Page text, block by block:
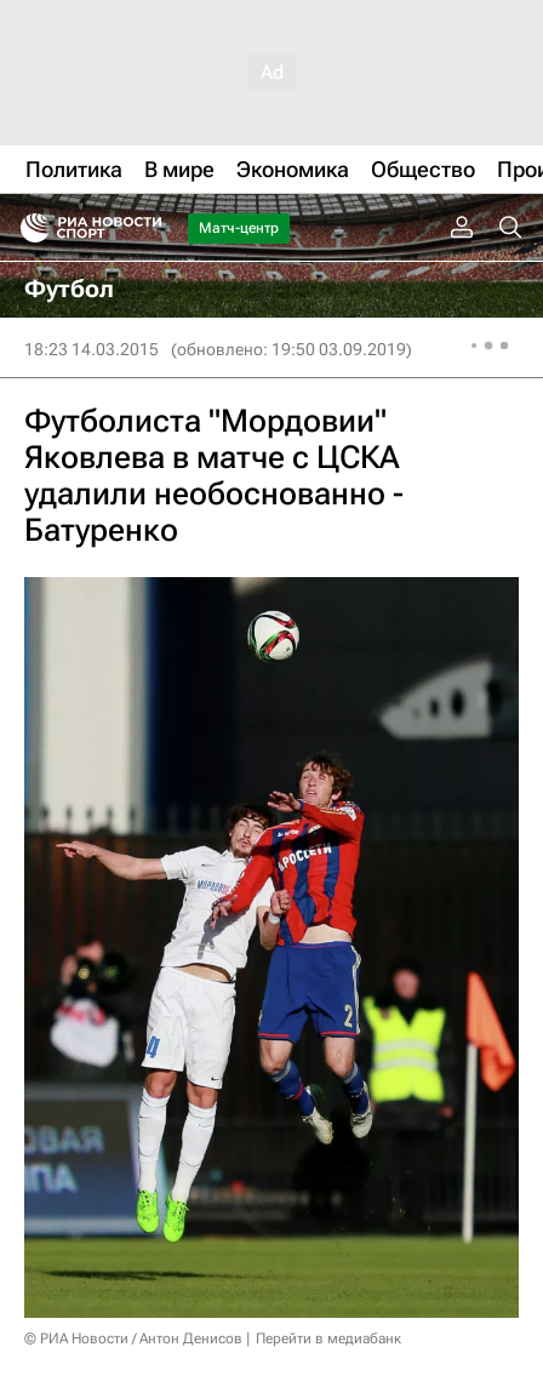
Политика В мире Экономика Общество
Матч-центр
Футбол
18:23 14.03.2015 (обновлено: 19:50 03.09.2019)
Футболиста "Мордовии"
Яковлева в матче с ЦСКА
удалили необоснованно -
Батуренко
© РИА Новости / Антон Денисов Перейти в медиабанк